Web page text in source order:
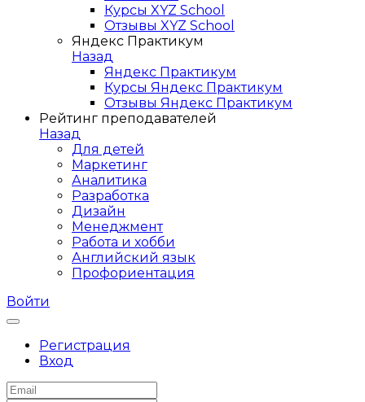
Курсы XYZ School
Отзывы XYZ School
Яндекс Практикум
Назад
Яндекс Практикум
Курсы Яндекс Практикум
Отзывы Яндекс Практикум
Рейтинг преподавателей
Назад
Для детей
Маркетинг
Аналитика
Разработка
Дизайн
Менеджмент
Работа и хобби
Английский язык
Профориентация
Войти
Регистрация
Вход